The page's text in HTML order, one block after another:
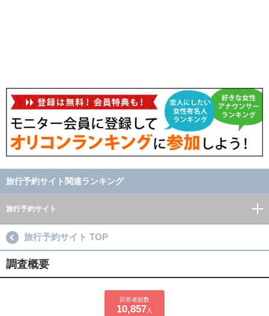
旅行予約サイト関連ランキング
旅行予約サイト
旅行予約サイト TOP
調査概要
回答者総数
10,857 人